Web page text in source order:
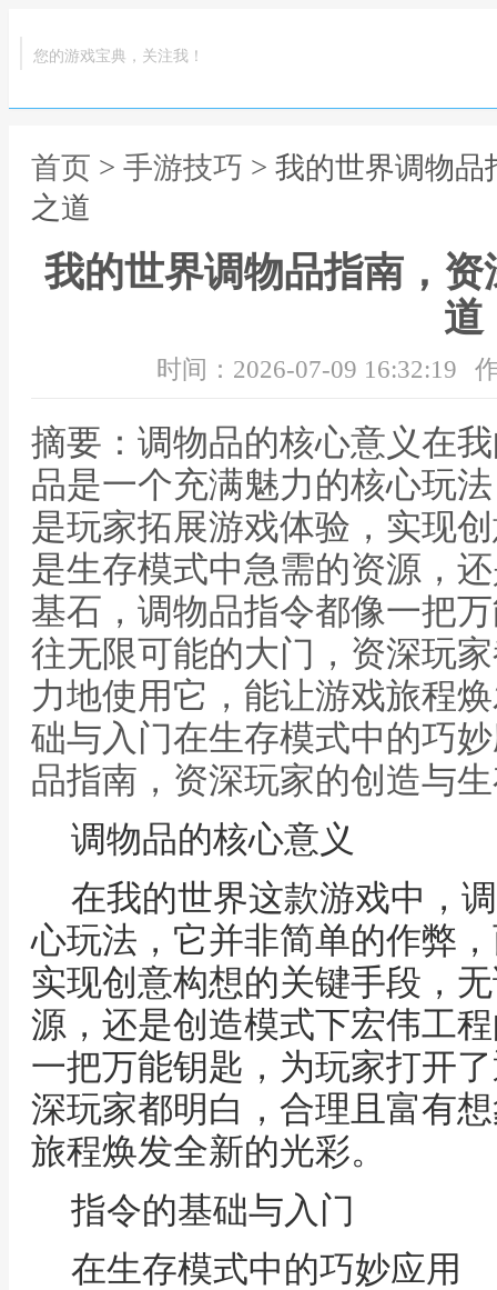
您的游戏宝典，关注我！
首页 > 手游技巧 > 我的世界调物
之道
我的世界调物品指南，
道
时间：2026-07-09 16:32:19
摘要：调物品的核心意义在
品是一个充满魅力的核心玩
是玩家拓展游戏体验，实现
是生存模式中急需的资源，
基石，调物品指令都像一把
往无限可能的大门，资深玩
力地使用它，能让游戏旅程
础与入门在生存模式中的巧
品指南，资深玩家的创造与
调物品的核心意义
在我的世界这款游戏中，
心玩法，它并非简单的作弊
实现创意构想的关键手段，
源，还是创造模式下宏伟工
一把万能钥匙，为玩家打开
深玩家都明白，合理且富有
旅程焕发全新的光彩。
指令的基础与入门
在生存模式中的巧妙应用